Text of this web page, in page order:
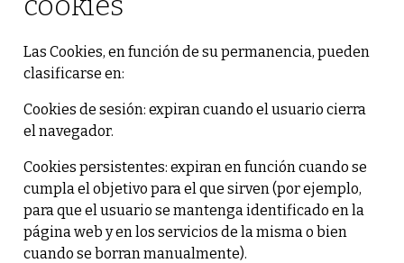
Las Cookies, en función de su permanencia, pueden
clasificarse en:
Cookies de sesión: expiran cuando el usuario cierra
el navegador.
Cookies persistentes: expiran en función cuando se
cumpla el objetivo para el que sirven (por ejemplo,
para que el usuario se mantenga identificado en la
página web y en los servicios de la misma o bien
cuando se borran manualmente).